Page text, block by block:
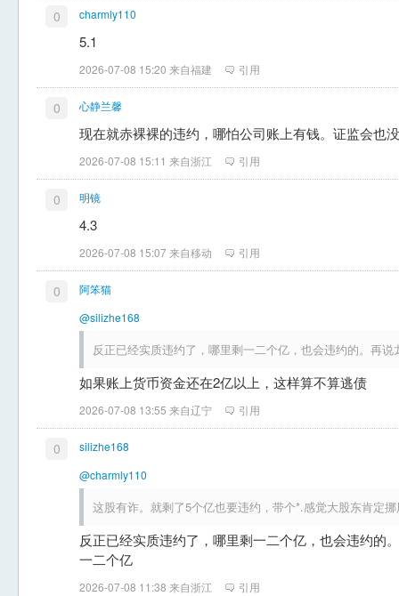
0 charmly110
5.1
2026-07-08 15:20 来自福建 引用
0 心静兰馨
现在就赤裸裸的违约，哪怕公司账上有钱。证监会也
2026-07-08 15:11 来自浙江 引用
0 明镜
4.3
2026-07-08 15:07 来自移动 引用
0
阿笨猫
@silizhe168
反正已经实质违约了，哪里剩一二个亿，也会违约的。再
如果账上货币资金还在2亿以上，这样算不算逃债
2026-07-08 13:55 来自辽宁 引用
0
silizhe168
@charmly110
这股有诈。就剩了5个亿也要违约，带个*.感觉大股东肯定
反正已经实质违约了，哪里剩一二个亿，也会违约的
一二个亿
2026-07-08 11:38 来自浙江 引用